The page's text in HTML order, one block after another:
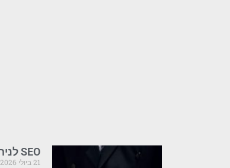
SEO לניהול מוניטין: שילוב אופטימיזציה עם דחיקת תוצאות
21 ביולי 2026